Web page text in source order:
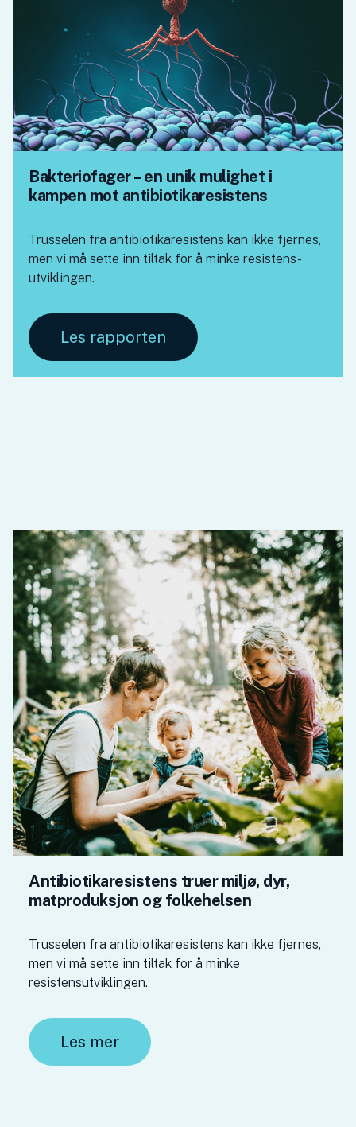
Bakteriofager – en unik mulighet i
kampen mot antibiotikaresistens
Trusselen fra antibiotikaresistens kan ikke fjernes,
men vi må sette inn tiltak for å minke resistens-
utviklingen.
Les rapporten
Antibiotikaresistens truer miljø, dyr,
matproduksjon og folkehelsen
Trusselen fra antibiotikaresistens kan ikke fjernes,
men vi må sette inn tiltak for å minke
resistensutviklingen.
Les mer